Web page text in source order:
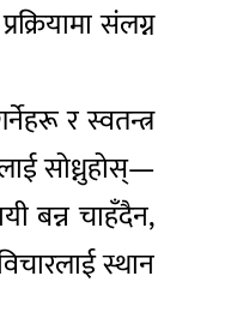
संलग्न
र स्वतन्त्र
सोध्नुहोस्—
बन्न चाहँदैन,
स्थान